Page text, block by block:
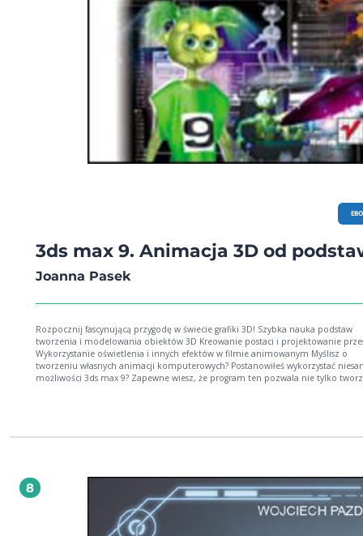
3ds max 9. Animacja 3D od
Joanna Pasek
Rozpocznij fascynującą przygodę w świecie grafiki 3D! Szybka nauka podstaw
tworzenia i modelowania obiektów 3D Kreowanie postaci i projektowanie przestrzeni
Wykorzystanie oświetlenia i innych efektów w filmie animowanym Myślisz o
tworzeniu własnych animacji komputerowych? Postanowiłeś wykorzystać
możliwości 3ds max 9? Zapewne wiesz, że program ten pozwala nie tylko
otoczenia. Oprócz tego 3ds max 9 pozwala na bezpośrednie importowanie
interfejs jest przyjazny dla początkujących użytkowników. Książka "3ds max 9.
Animacja 3D od podstaw" jest zbiorem ćwiczeń ilustrowanych zrzutami
opatrzonych cennymi wskazówkami, uwagami i komentarzami ułatwiającymi
programem. Jej struktura opracowana została w taki sposób, by zadania
kolejnych rozdziałach prowadziły do powstania gotowego, profesjonalnego
8